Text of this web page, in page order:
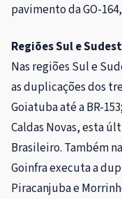
pavimento da GO-
Regiões Sul e
Nas regiões Sul e
as duplicações dos
Goiatuba até a BR-
Caldas Novas, esta
Brasileiro. Também
Goinfra executa a
Piracanjuba e